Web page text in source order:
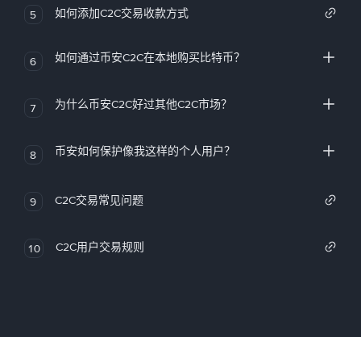
5 如何添加C2C交易收款方式
6 如何通过币安C2C在本地购买比特币？
7 为什么币安C2C好过其他C2C市场？
8 币安如何保护像我这样的个人用户？
9 C2C交易常见问题
10 C2C用户交易规则